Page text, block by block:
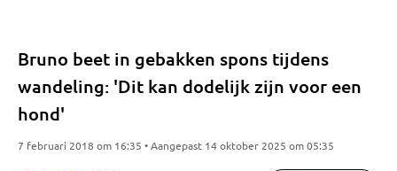
Bruno beet in gebakken spons tijdens
wandeling: 'Dit kan dodelijk zijn voor een
hond'
7 februari 2018 om 16:35 • Aangepast 14 oktober 2025 om 05:35